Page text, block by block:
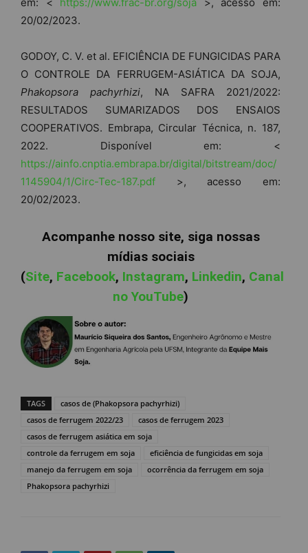
20/02/2023.
GODOY, C. V. et al. EFICIÊNCIA DE FUNGICIDAS PARA
O CONTROLE DA FERRUGEM-ASIÁTICA DA SOJA,
Phakopsora pachyrhizi, NA SAFRA 2021/2022:
RESULTADOS SUMARIZADOS DOS ENSAIOS
COOPERATIVOS. Embrapa, Circular Técnica, n. 187,
2022. Disponível em: <
https://ainfo.cnptia.embrapa.br/digital/bitstream/doc/
1145904/1/Circ-Tec-187.pdf >, acesso em:
20/02/2023.
Acompanhe nosso site, siga nossas
mídias sociais
(Site, Facebook, Instagram, Linkedin, Canal
no YouTube)
TAGS
casos de (Phakopsora pachyrhizi)
casos de ferrugem 2022/23
casos de ferrugem 2023
casos de ferrugem asiática em soja
controle da ferrugem em soja
eficiência de fungicidas em soja
manejo da ferrugem em soja
ocorrência da ferrugem em soja
Phakopsora pachyrhizi